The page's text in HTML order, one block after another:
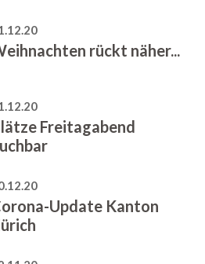
rückt näher...
Freitagabend
Update Kanton